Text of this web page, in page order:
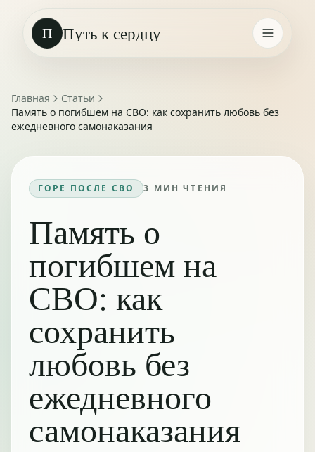
П Путь к сердцу
Главная
Статьи
Память о погибшем на СВО: как сохранить любовь без
ежедневного самонаказания
ГОРЕ ПОСЛЕ СВО 3 МИН ЧТЕНИЯ
Память о
погибшем на
СВО: как
сохранить
любовь без
ежедневного
самонаказания